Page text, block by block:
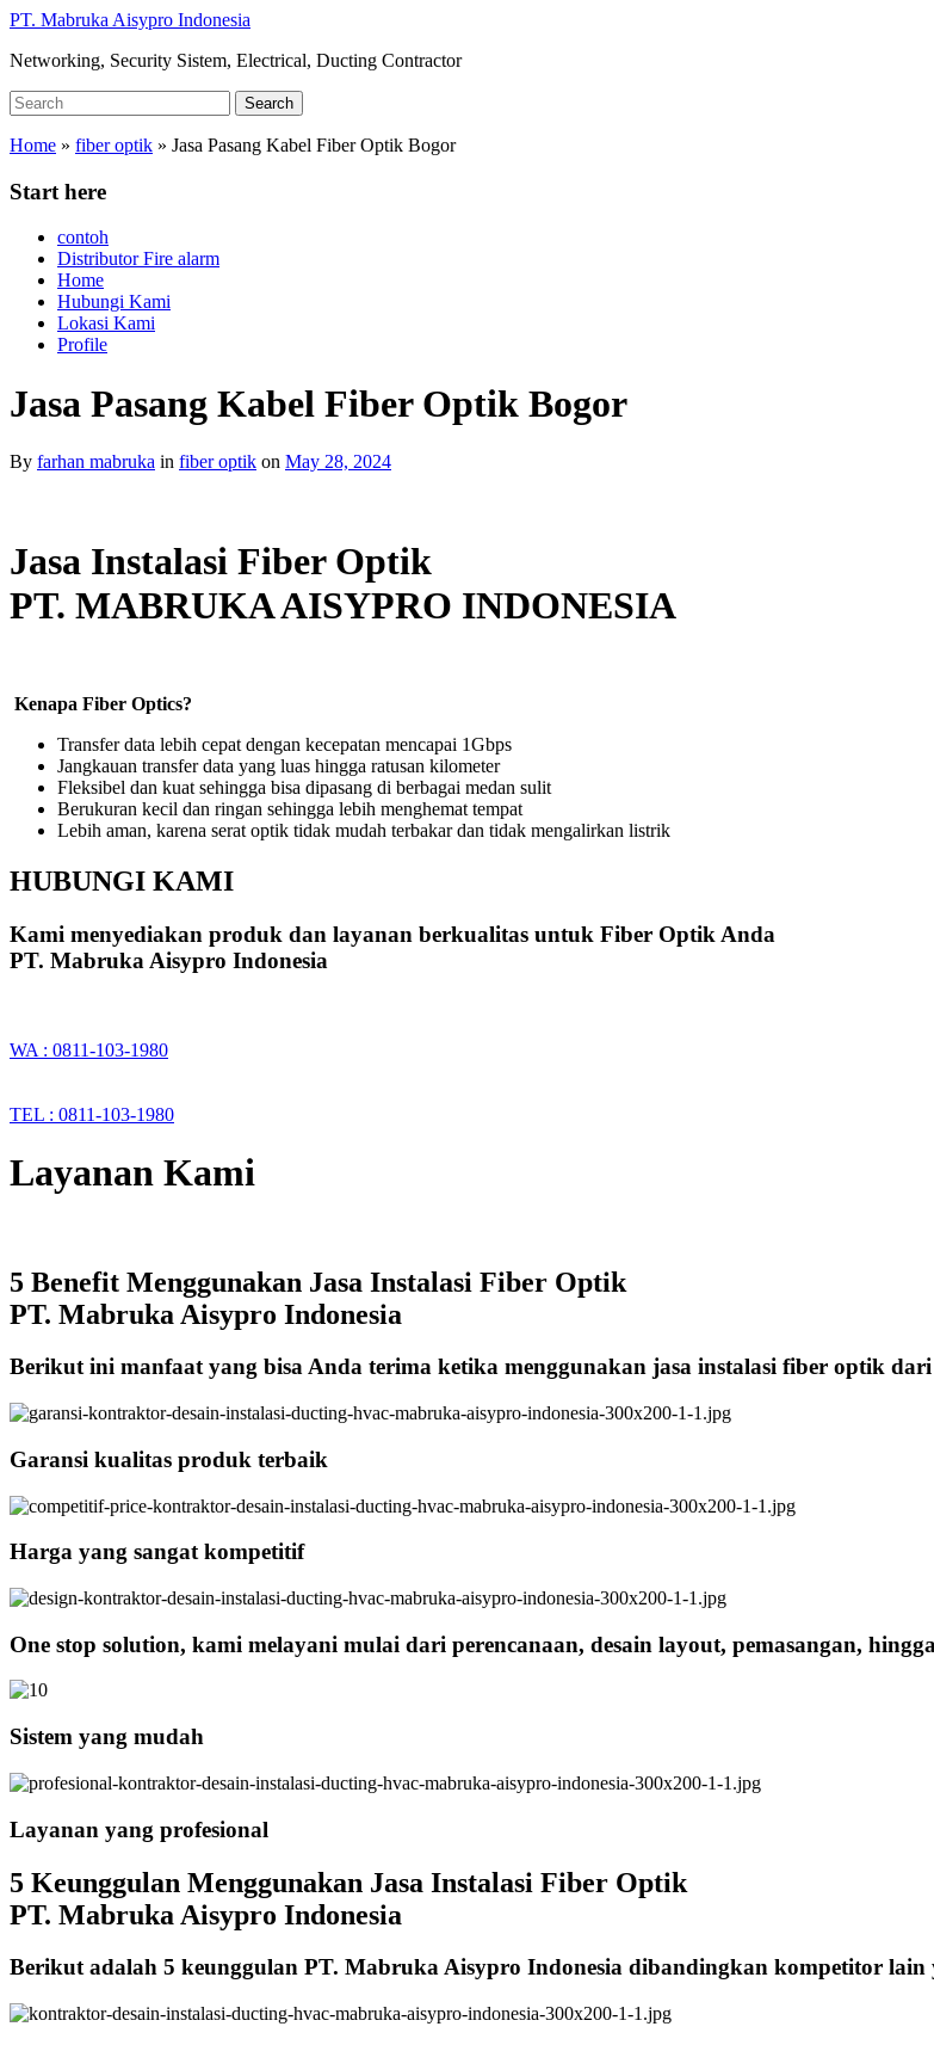
Skip
main
PT. Mabruka Aisypro Indonesia
Networking, Security Sistem, Electrical, Ducting Contractor
Search
for:
Search
Home » fiber optik » Jasa Pasang Kabel Fiber Optik Bogor
Start here
contoh
Distributor Fire alarm
Home
Hubungi Kami
Lokasi Kami
Profile
Jasa Pasang Kabel Fiber Optik Bogor
By farhan mabruka in fiber optik on May 28, 2024
Jasa Instalasi Fiber Optik
PT. MABRUKA AISYPRO INDONESIA
Kenapa Fiber Optics?
Transfer data lebih cepat dengan kecepatan mencapai 1Gbps
Jangkauan transfer data yang luas hingga ratusan kilometer
Fleksibel dan kuat sehingga bisa dipasang di berbagai medan sulit
Berukuran kecil dan ringan sehingga lebih menghemat tempat
Lebih aman, karena serat optik tidak mudah terbakar dan tidak mengalirkan listrik
HUBUNGI KAMI
Kami menyediakan produk dan layanan berkualitas untuk Fiber Optik Anda
PT. Mabruka Aisypro Indonesia
WA : 0811-103-1980
TEL : 0811-103-1980
Layanan Kami
5 Benefit Menggunakan Jasa Instalasi Fiber Optik
PT. Mabruka Aisypro Indonesia
Berikut ini manfaat yang bisa Anda terima ketika menggunakan jasa instalasi fiber optik
Garansi kualitas produk terbaik
Harga yang sangat kompetitif
One stop solution, kami melayani mulai dari perencanaan, desain layout, pemasangan,
Sistem yang mudah
Layanan yang profesional
5 Keunggulan Menggunakan Jasa Instalasi Fiber Optik
PT. Mabruka Aisypro Indonesia
Berikut adalah 5 keunggulan PT. Mabruka Aisypro Indonesia dibandingkan kompetitor